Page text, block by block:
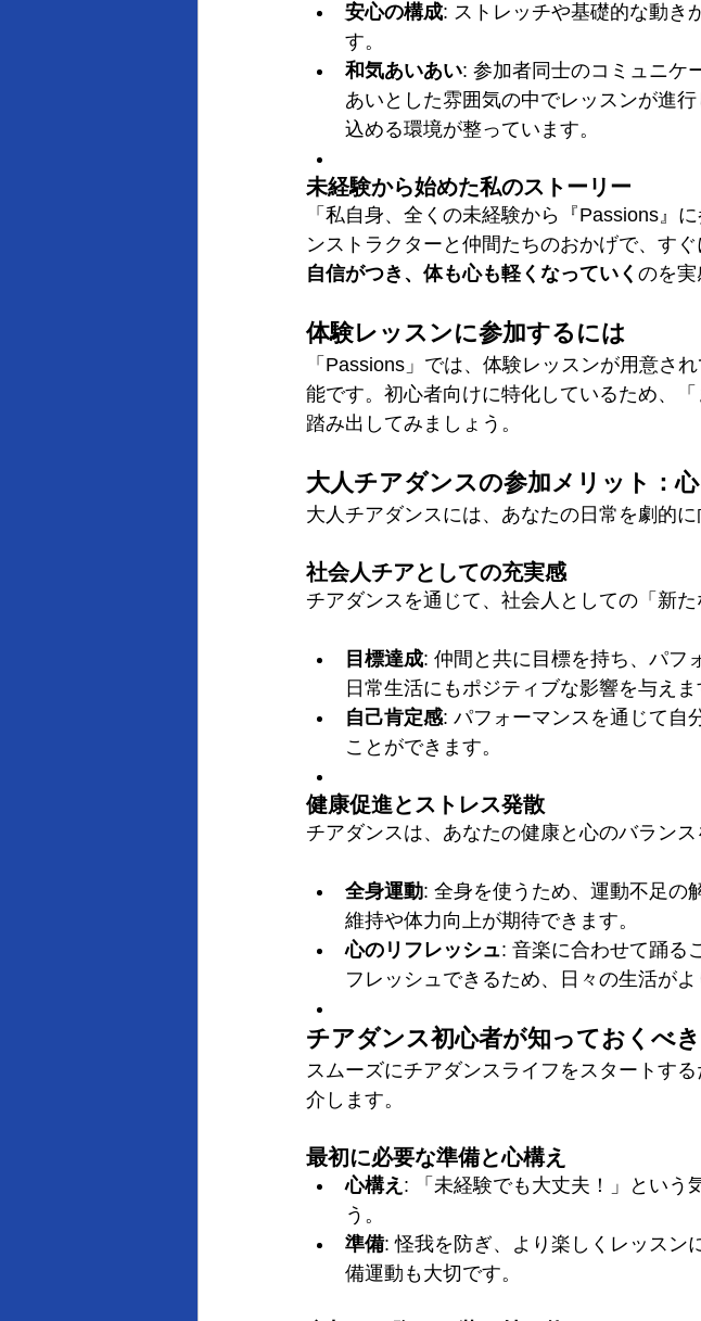
安心の構成: ストレッチや基礎的な動き
す。
和気あいあい: 参加者同士のコミュニケ
あいとした雰囲気の中でレッスンが進
込める環境が整っています。
未経験から始めた私のストーリー
「私自身、全くの未経験から『Passions』
ンストラクターと仲間たちのおかげで、す
自信がつき、体も心も軽くなっていく のを実
体験レッスンに参加するには
「Passions」では、体験レッスンが用意さ
能です。初心者向けに特化しているため、
踏み出してみましょう。
大人チアダンスの参加メリット：
大人チアダンスには、あなたの日常を劇的
社会人チアとしての充実感
チアダンスを通じて、社会人としての「新
目標達成: 仲間と共に目標を持ち、パフ
日常生活にもポジティブな影響を与えま
自己肯定感: パフォーマンスを通じて自
ことができます。
健康促進とストレス発散
チアダンスは、あなたの健康と心のバランス
全身運動: 全身を使うため、運動不足の
維持や体力向上が期待できます。
心のリフレッシュ: 音楽に合わせて踊る
フレッシュできるため、日々の生活が
チアダンス初心者が知っておくべ
スムーズにチアダンスライフをスタートす
介します。
最初に必要な準備と心構え
心構え : 「未経験でも大丈夫！」という
う。
準備: 怪我を防ぎ、より楽しくレッスン
備運動も大切です。